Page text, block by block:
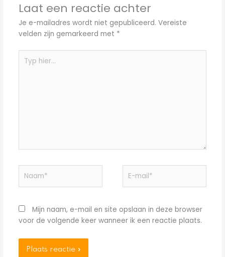
Laat een reactie achter
Je e-mailadres wordt niet gepubliceerd. Vereiste
velden zijn gemarkeerd met *
hier...
mail*
Mijn naam, e-mail en site opslaan in deze browser
voor de volgende keer wanneer ik een reactie plaats.